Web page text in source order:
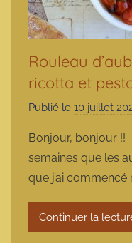
Rouleau
ricotta et
Publié le 10 juillet
Bonjour, bonjour !!
semaines que les
que j’ai commencé
Continuer la